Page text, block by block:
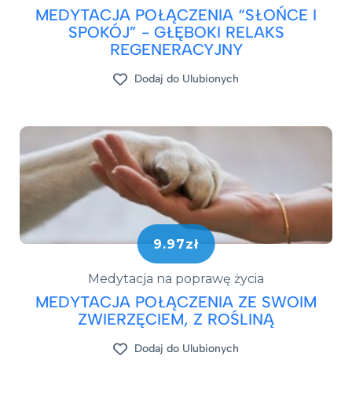
MEDYTACJA POŁĄCZENIA “SŁOŃCE I
SPOKÓJ” - GŁĘBOKI RELAKS
REGENERACYJNY
Dodaj do Ulubionych
9.97zł
Medytacja na poprawę życia
MEDYTACJA POŁĄCZENIA ZE SWOIM
ZWIERZĘCIEM, Z ROŚLINĄ
Dodaj do Ulubionych